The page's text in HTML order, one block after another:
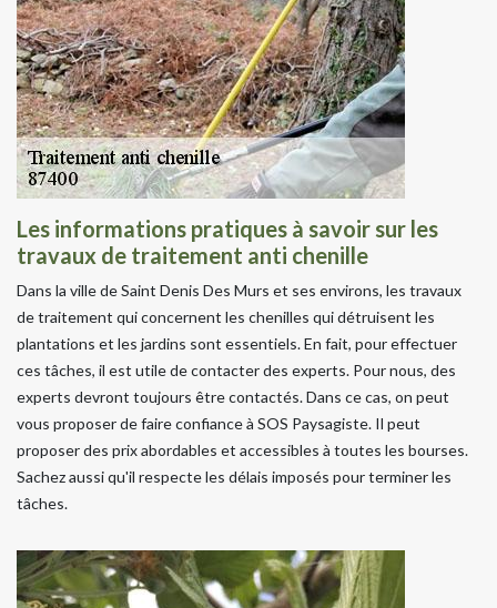
Les informations pratiques à savoir sur les
travaux de traitement anti chenille
Dans la ville de Saint Denis Des Murs et ses environs, les travaux
de traitement qui concernent les chenilles qui détruisent les
plantations et les jardins sont essentiels. En fait, pour effectuer
ces tâches, il est utile de contacter des experts. Pour nous, des
experts devront toujours être contactés. Dans ce cas, on peut
vous proposer de faire confiance à SOS Paysagiste. Il peut
proposer des prix abordables et accessibles à toutes les bourses.
Sachez aussi qu'il respecte les délais imposés pour terminer les
tâches.